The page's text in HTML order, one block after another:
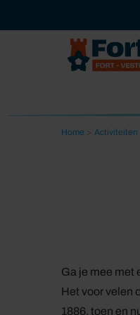
Home Activiteiten
Ga je mee met
Het voor velen
1886, toen en